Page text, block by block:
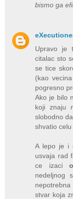
bismo ga
Upravo je
citalac sto
se tice
(kao
pogresno
Ako je bilo
koji znaju
slobodno
shvatio celu
A lepo je i
usvaja rad
ce izaci
nedeljnog
stvar koja